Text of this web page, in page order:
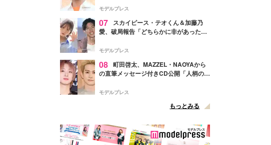
モデルプレス
07
スカイピース・テオくん＆加藤乃
愛、破局報告「どちらかに非があったわ
モデルプレス
08 町田啓太、MAZZEL・NAOYAから
の直筆メッセージ付きCD公開「人柄の良
モデルプレス
もっとみる